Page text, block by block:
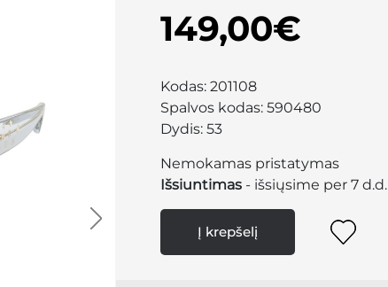
149,00€
Kodas: 201108
Spalvos kodas: 590480
Dydis: 53
Nemokamas pristatymas
Išsiuntimas - išsiųsime per 7 d.d.
Į krepšelį